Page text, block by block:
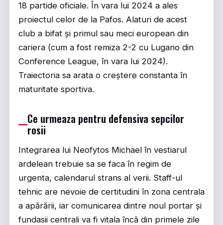
18 partide oficiale. În vara lui 2024 a ales
proiectul celor de la Pafos. Alaturi de acest
club a bifat și primul sau meci european din
cariera (cum a fost remiza 2-2 cu Lugano din
Conference League, în vara lui 2024).
Traiectoria sa arata o creștere constanta în
maturitate sportiva.
Ce urmeaza pentru defensiva sepcilor
rosii
Integrarea lui Neofytos Michael în vestiarul
ardelean trebuie sa se faca în regim de
urgenta, calendarul strans al verii. Staff-ul
tehnic are nevoie de certitudini în zona centrala
a apărării, iar comunicarea dintre noul portar și
fundasii centrali va fi vitala încă din primele zile